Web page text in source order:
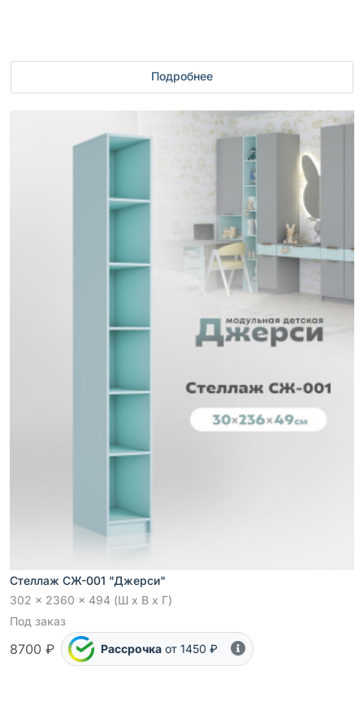
Подробнее
Стеллаж СЖ-001 "Джерси"
302 x 2360 x 494 (Ш x В x Г)
Под заказ
8700 ₽ Рассрочка от 1450 ₽